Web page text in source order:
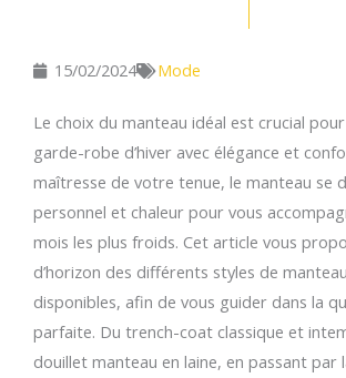
15/02/2024 Mode
Le choix du manteau idéal est crucial
garde-robe d’hiver avec élégance et
maîtresse de votre tenue, le manteau se
personnel et chaleur pour vous
mois les plus froids. Cet article vous
d’horizon des différents styles de
disponibles, afin de vous guider dans la
parfaite. Du trench-coat classique et
douillet manteau en laine, en passant par